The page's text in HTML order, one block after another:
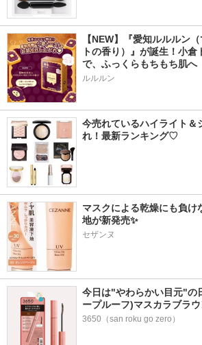
【NEW】『愛知ルルルン
トの香り）』が誕生！小
で、ふっくらもちもち肌へ
ルルルン
今売れているハイライト＆
れ！最新ランキング♡
マスクによる乾燥にも負け
地が新発売✨
セザンヌ
今日は"やわらかい目元"の
ープルーフ)マスカラブラ
3650（san roku go zero）